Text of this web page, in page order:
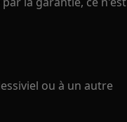
ou à un autre